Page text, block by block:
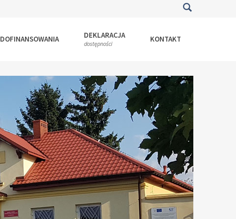
DOFINANSOWANIA DEKLARACJA
dostępności KONTAKT